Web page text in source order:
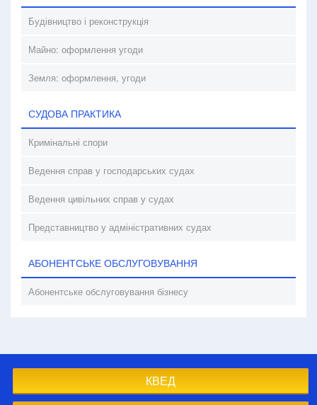
Будівництво і реконструкція
Майно: оформлення угоди
Земля: оформлення, угоди
СУДОВА ПРАКТИКА
Кримінальні спори
Ведення справ у господарських судах
Ведення цивільних справ у судах
Представництво у адміністративних судах
АБОНЕНТСЬКЕ ОБСЛУГОВУВАННЯ
Абонентське обслуговування бізнесу
КВЕД